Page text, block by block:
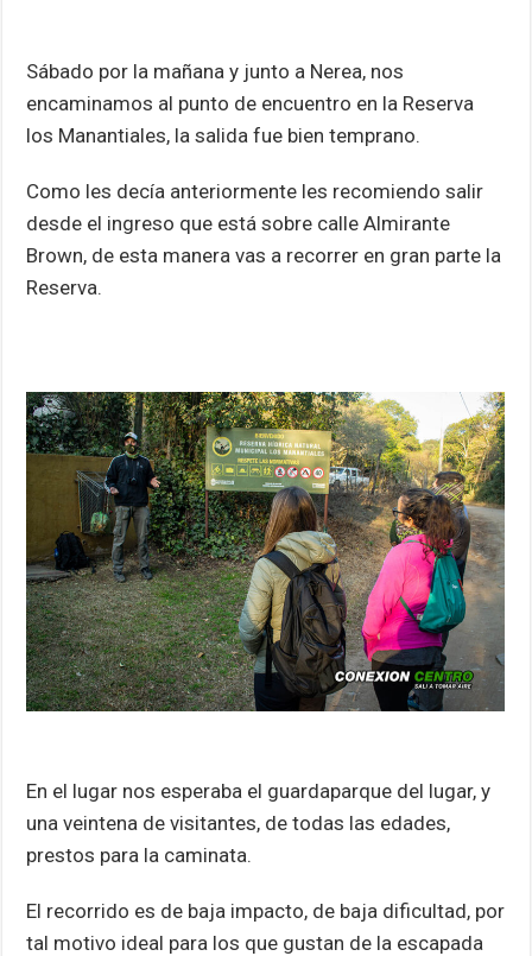
Sábado por la mañana y junto a Nerea, nos
encaminamos al punto de encuentro en la Reserva
los Manantiales, la salida fue bien temprano.
Como les decía anteriormente les recomiendo salir
desde el ingreso que está sobre calle Almirante
Brown, de esta manera vas a recorrer en gran parte la
Reserva.
En el lugar nos esperaba el guardaparque del lugar, y
una veintena de visitantes, de todas las edades,
prestos para la caminata.
El recorrido es de baja impacto, de baja dificultad, por
tal motivo ideal para los que gustan de la escapada